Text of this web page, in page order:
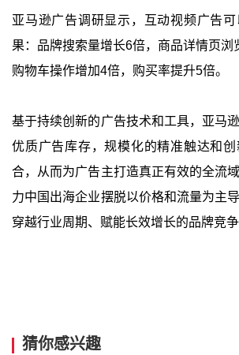
亚马逊广告调研显示，互动视频广告
果：品牌搜索量增长6倍，商品详情页浏
购物车操作增加4倍，购买率提升5倍。
基于持续创新的广告技术和工具，亚马
优质广告库存，规模化的精准触达和
合，从而为广告主打造真正有效的全流
力中国出海企业摆脱以价格和流量为主
穿越行业周期、赋能长效增长的品牌竞争
猜你感兴趣